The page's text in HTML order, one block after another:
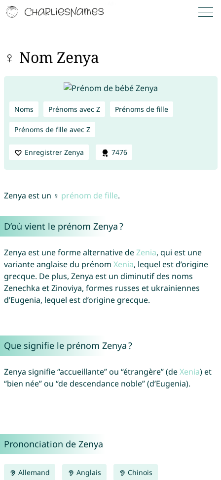
♀ Nom Zenya
Noms Prénoms avec Z Prénoms de fille
Prénoms de fille avec Z
Enregistrer Zenya 7476
Zenya est un ♀ prénom de fille.
D’où vient le prénom Zenya ?
Zenya est une forme alternative deZenia, qui est une
variante anglaise du prénom Xenia, lequel est d’origine
grecque. De plus, Zenya est un diminutif des noms
Zenechka et Zinoviya, formes russes et ukrainiennes
d’Eugenia, lequel est d’origine grecque.
Que signifie le prénom Zenya ?
Zenya signifie “accueillante” ou “étrangère” (deXenia) et
“bien née” ou “de descendance noble” (d’Eugenia).
Prononciation de Zenya
Allemand Anglais Chinois